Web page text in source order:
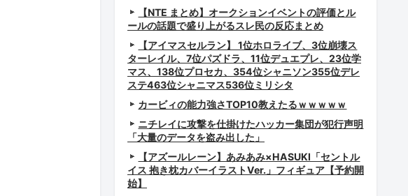
【NTE まとめ】オークションイベントの評価とル
ールの話題で盛り上がるスレ民の反応まとめ
【アイマスセルラン】 1位ホロライブ、3位崩壊ス
ターレイル、7位パズドラ、11位デュエプレ、23位学
マス、138位プロセカ、354位シャニソン355位デレ
ステ463位シャニマス536位ミリシタ
カービィの能力強さTOP10教えたるｗｗｗｗｗ
ニチレイに攻撃を仕掛けたハッカー集団が犯行声明
「大量のデータを盗み出した」
【アズールレーン】あみあみ×HASUKI「セントル
イス 抱き枕カバーイラストVer.」フィギュア【予約開
始】